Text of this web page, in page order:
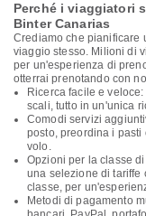
Perché i viaggiatori
Binter Canarias
Crediamo che pianificare
viaggio stesso. Milioni di
per un'esperienza di
otterrai prenotando con
Ricerca facile e
scali, tutto in un'unica
Comodi servizi
posto, preordina i
volo.
Opzioni per la classe
una selezione di tariffe
classe, per
Metodi di pagamento